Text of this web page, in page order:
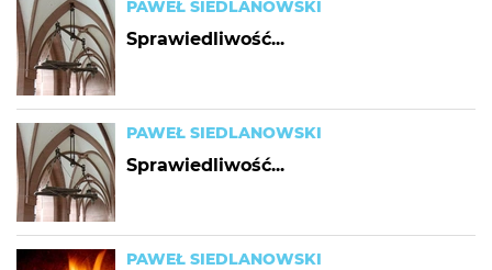
PAWEŁ SIEDLANOWSKI
Sprawiedliwość...
PAWEŁ SIEDLANOWSKI
Sprawiedliwość...
PAWEŁ SIEDLANOWSKI